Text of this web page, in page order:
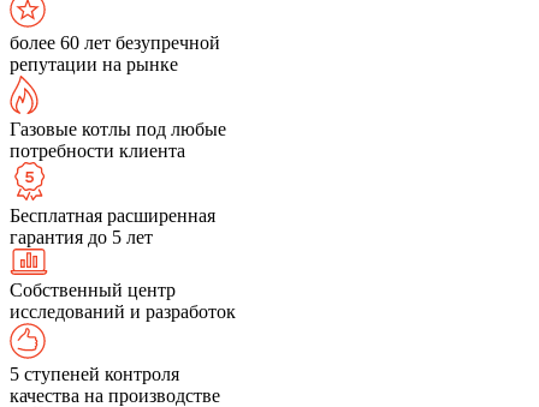
более 60 лет безупречной
репутации на рынке
Газовые котлы под любые
потребности клиента
Бесплатная расширенная
гарантия до 5 лет
Собственный центр
исследований и разработок
5 ступеней контроля
качества на производстве